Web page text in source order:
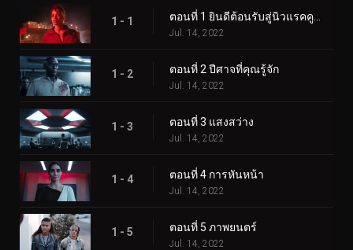
1 - 1
Jul. 14, 2022
1 - 2 ตอนที่ 2 ปีศาจที่คุณรู้จัก
Jul. 14, 2022
1 - 3 ตอนที่ 3 แสงสว่าง
Jul. 14, 2022
1 - 4 ตอนที่ 4 การหันหน้า
Jul. 14, 2022
1 - 5 ตอนที่ 5 ภาพยนตร์
Jul. 14, 2022